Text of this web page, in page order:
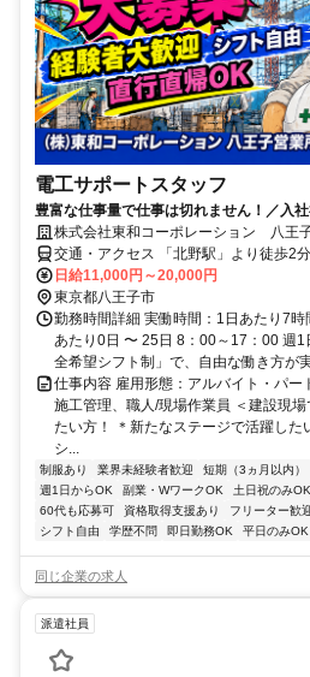
電工サポートスタッフ
豊富な仕事量で仕事は切れません！／入社
株式会社東和コーポレーション 八王子
交通・アクセス 「北野駅」より徒歩2
日給11,000円～20,000円
東京都八王子市
勤務時間詳細 実働時間：1日あたり7
あたり0日 〜 25日 8：00～17：00 週
全希望シフト制」で、自由な働き方が
仕事内容 雇用形態：アルバイト・パー
施工管理、職人/現場作業員 ＜建設現
たい方！ ＊新たなステージで活躍した
シ...
制服あり 業界未経験者歓迎 短期（3ヵ月以内）
週1日からOK
副業・WワークOK 土日祝のみOK
60代も応募可
資格取得支援あり フリーター歓
シフト自由
学歴不問 即日勤務OK 平日のみOK
同じ企業の求人
派遣社員